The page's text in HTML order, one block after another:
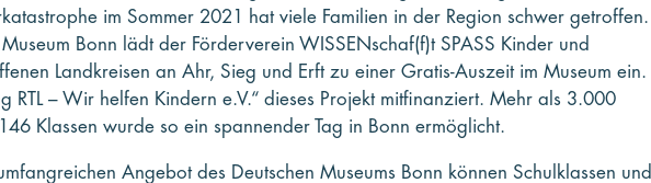
im Sommer 2021 hat viele Familien in der Region schwer getroffen.
Bonn lädt der Förderverein WISSENschaf(f)t SPASS Kinder und
Landkreisen an Ahr, Sieg und Erft zu einer Gratis-Auszeit im Museum ein.
RTL – Wir helfen Kindern e.V.“ dieses Projekt mitfinanziert. Mehr als 3.000
Klassen wurde so ein spannender Tag in Bonn ermöglicht.
Angebot des Deutschen Museums Bonn können Schulklassen und